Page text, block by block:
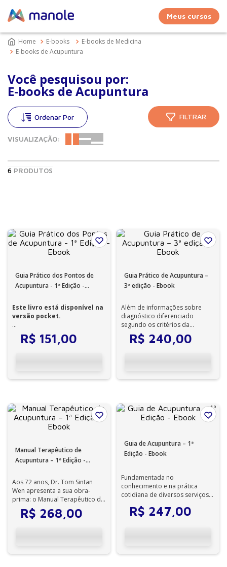
Meus cursos
E-books
E-books de Medicina
E-books de Acupuntura
Você pesquisou por:
E-books de Acupuntura
VISUALIZAÇÃO:
FILTRAR
6 PRODUTOS
Guia Prático dos Pontos de
Acupuntura - 1ª Edição -
Este livro está disponível na
versão pocket.
A acupuntura é utilizada para
tratar sintomas fís...
R$ 151,00
Guia Prático de Acupuntura –
3ª edição - Ebook
Além de informações sobre
diagnóstico diferenciado
segundo os critérios da
medicina chinesa, apresenta
também a localiza...
R$ 240,00
Manual Terapêutico de
Acupuntura – 1ª Edição -
Aos 72 anos, Dr. Tom Sintan
Wen apresenta a sua obra-
prima: o Manual Terapêutico de
Acupuntura. Incansável
pesquisador, ...
R$ 268,00
Guia de Acupuntura – 1ª
Edição - Ebook
Fundamentada no
conhecimento e na prática
cotidiana de diversos serviços
da Universidade ...
R$ 247 00